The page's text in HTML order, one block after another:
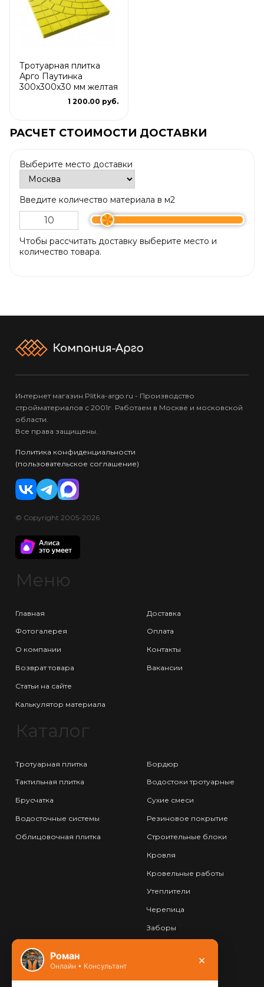
Тротуарная плитка
Арго Паутинка
300x300x30 мм желтая
1 200.00 руб.
РАСЧЕТ СТОИМОСТИ ДОСТАВКИ
Выберите место доставки
Введите количество материала в м2
Чтобы рассчитать доставку выберите место и
количество товара.
Интернет магазин Plitka-argo.ru - Производство
стройматериалов с 2001г. Работаем в Москве и московской
области.
Все права защищены.
Политика конфиденциальности
(пользовательское соглашение)
© Copyright 2005-2026
Меню
Главная
Фотогалерея
О компании
Возврат товара
Статьи на сайте
Калькулятор материала
Доставка
Оплата
Контакты
Вакансии
Каталог
Тротуарная плитка
Тактильная плитка
Брусчатка
Водосточные системы
Облицовочная плитка
Бордюр
Водостоки тротуарные
Сухие смеси
Резиновое покрытие
Строительные блоки
Кровля
Кровельные работы
Утеплители
Черепица
Заборы
Контакты
Роман
Онлайн • Консультант ×